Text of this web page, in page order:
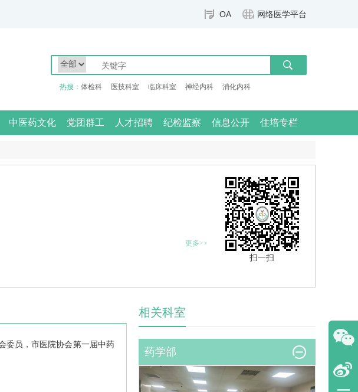
OA 网络医学平台
热搜： 体检科 医技科室 临床科室 神经内科 消化内科
中医药文化 党团群工 人才招聘 纪检监察 信息公开 住培专栏
更多>>
扫一扫
委员，市医院协会第一届中药
相关科室
药学部